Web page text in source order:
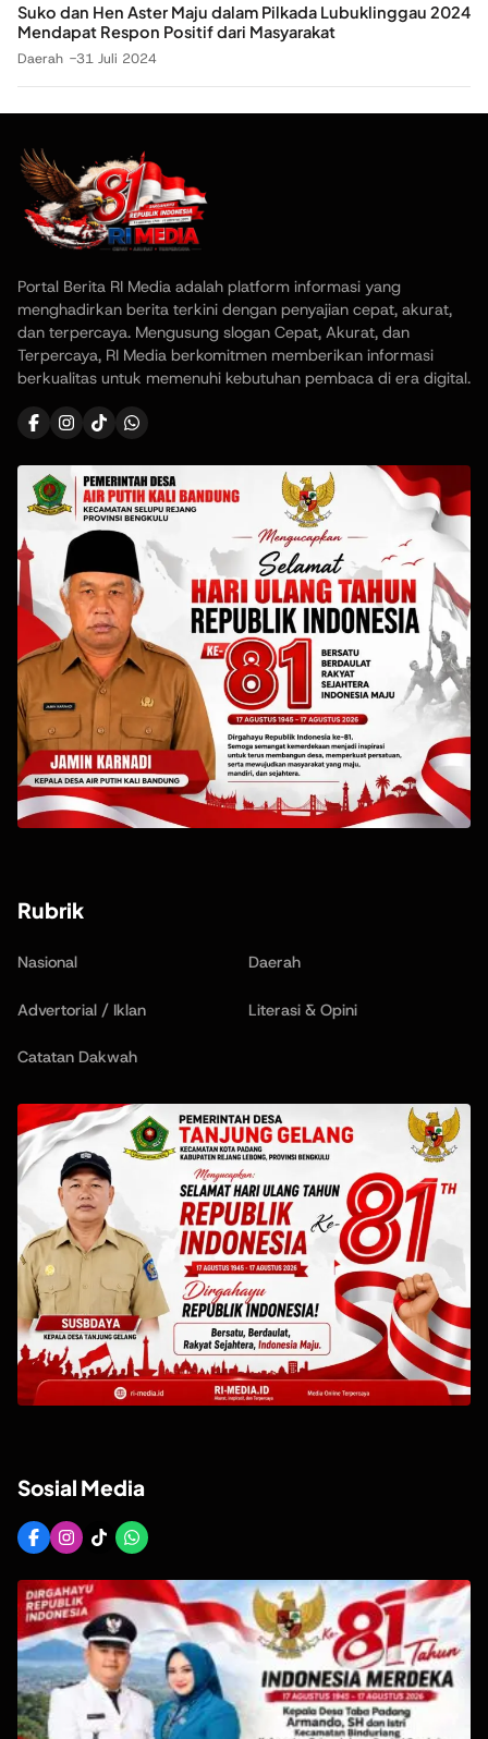
Suko dan Hen Aster Maju dalam Pilkada Lubuklinggau 2024
Mendapat Respon Positif dari Masyarakat
Daerah 31 Juli 2024
Portal Berita RI Media adalah platform informasi yang
menghadirkan berita terkini dengan penyajian cepat, akurat,
dan terpercaya. Mengusung slogan Cepat, Akurat, dan
Terpercaya, RI Media berkomitmen memberikan informasi
berkualitas untuk memenuhi kebutuhan pembaca di era digital.
Rubrik
Nasional Daerah
Advertorial / Iklan Literasi & Opini
Catatan Dakwah
Sosial Media